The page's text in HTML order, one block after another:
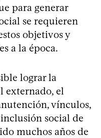
para generar
se requieren
objetivos y
a la época.
lograr la
externado, el
vínculos,
social de
muchos años de